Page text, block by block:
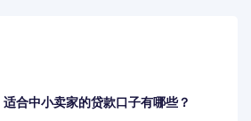
合中小卖家的贷款口子有哪些？